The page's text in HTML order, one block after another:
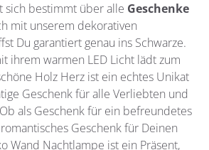
sich bestimmt über alle Geschenke
mit unserem dekorativen
Du garantiert genau ins Schwarze.
ihrem warmen LED Licht lädt zum
Holz Herz ist ein echtes Unikat
Geschenk für alle Verliebten und
als Geschenk für ein befreundetes
Geschenk für Deinen
Wand Nachtlampe ist ein Präsent,